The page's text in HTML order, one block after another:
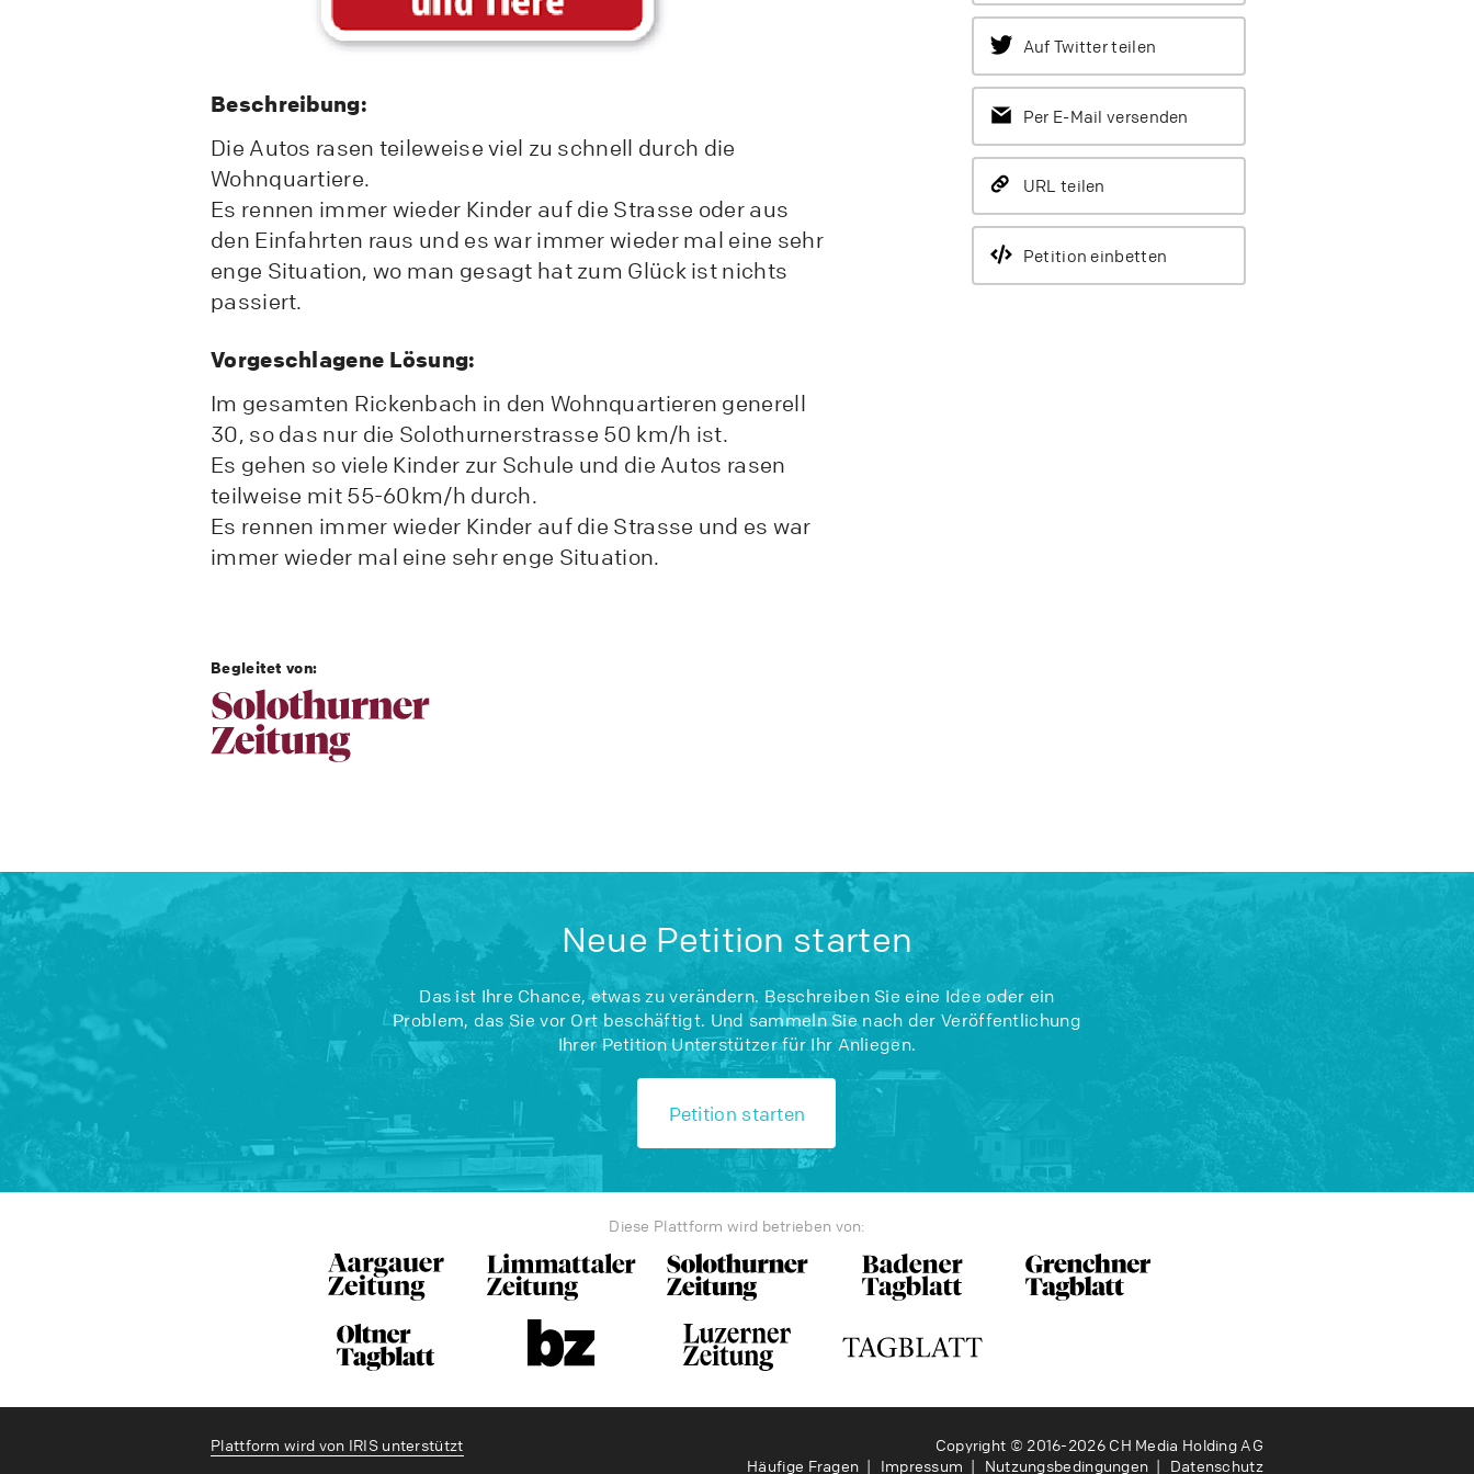
Beschreibung:
Die Autos rasen teileweise viel zu schnell durch die
Wohnquartiere.
Es rennen immer wieder Kinder auf die Strasse oder aus
den Einfahrten raus und es war immer wieder mal eine sehr
enge Situation, wo man gesagt hat zum Glück ist nichts
passiert.
Vorgeschlagene Lösung:
Im gesamten Rickenbach in den Wohnquartieren generell
30, so das nur die Solothurnerstrasse 50 km/h ist.
Es gehen so viele Kinder zur Schule und die Autos rasen
teilweise mit 55-60km/h durch.
Es rennen immer wieder Kinder auf die Strasse und es war
immer wieder mal eine sehr enge Situation.
Begleitet von:
Auf Twitter teilen
Per E-Mail versenden
URL teilen
Petition einbetten
Neue Petition starten
Das ist Ihre Chance, etwas zu verändern. Beschreiben Sie eine Idee oder ein
Problem, das Sie vor Ort beschäftigt. Und sammeln Sie nach der Veröffentlichung
Ihrer Petition Unterstützer für Ihr Anliegen.
Petition starten
Diese Plattform wird betrieben von:
Plattform wird von IRIS unterstützt
Copyright © 2016-2026 CH Media Holding AG
Häufige Fragen
Impressum Nutzungsbedingungen Datenschutz